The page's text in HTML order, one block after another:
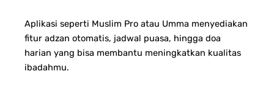
Aplikasi seperti Muslim Pro atau Umma menyediakan
fitur adzan otomatis, jadwal puasa, hingga doa
harian yang bisa membantu meningkatkan kualitas
ibadahmu.